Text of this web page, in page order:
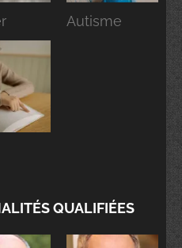
Autisme
QUALIFIÉES